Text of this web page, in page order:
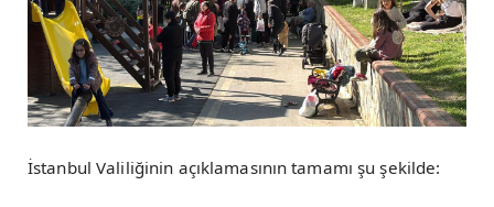
İstanbul Valiliğinin açıklamasının tamamı şu şekilde: